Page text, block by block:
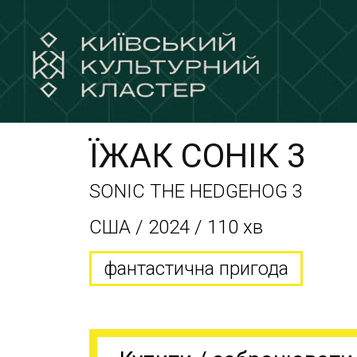
ЇЖАК СОНІК 3
SONIC THE HEDGEHOG 3
США / 2024 / 110 хв
фантастична пригода